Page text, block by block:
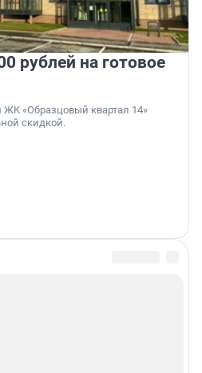
рублей на готовое
ЖК «Образцовый квартал 14»
скидкой.